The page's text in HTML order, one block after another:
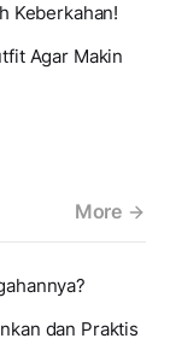
Keberkahan!
Agar Makin
More
dan Praktis